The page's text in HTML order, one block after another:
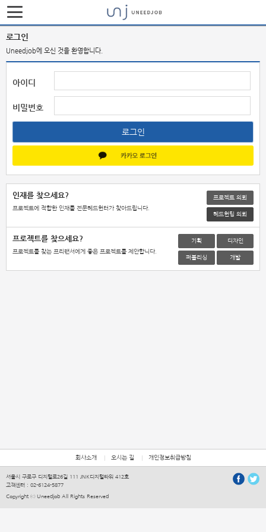
로그인
Uneedjob에 오신 것을 환영합니다.
아이디
비밀번호
로그인
인재를 찾으세요?
프로젝트에 적합한 인재를 전문헤드헌터가 찾아드립니다.
프로젝트 의뢰
헤드헌팅 의뢰
프로젝트를 찾으세요?
프로젝트를 찾는 프리랜서에게 좋은 프로젝트를 제안합니다.
기획 디자인
퍼블리싱 개발
회사소개 오시는 길 개인정보취급방침
서울시 구로구 디지털로26길 111 JNK디지털타워 412호
고객센터 : 02-6124-5877
Copyright ⓒ Uneedjob All Rights Reserved